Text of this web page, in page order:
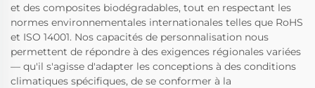
et des composites biodégradables, tout en respectant les
normes environnementales internationales telles que RoHS
et ISO 14001. Nos capacités de personnalisation nous
permettent de répondre à des exigences régionales variées
— qu'il s'agisse d'adapter les conceptions à des conditions
climatiques spécifiques, de se conformer à la